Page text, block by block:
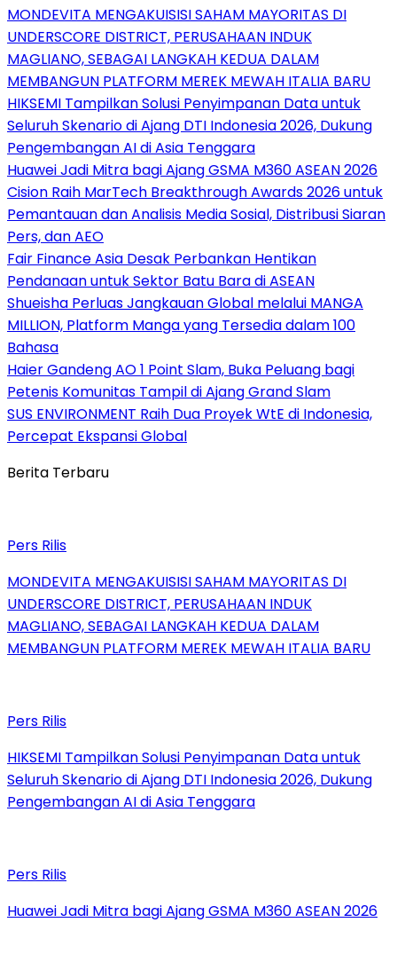
MONDEVITA MENGAKUISISI SAHAM MAYORITAS DI
UNDERSCORE DISTRICT, PERUSAHAAN INDUK
MAGLIANO, SEBAGAI LANGKAH KEDUA DALAM
MEMBANGUN PLATFORM MEREK MEWAH ITALIA BARU
HIKSEMI Tampilkan Solusi Penyimpanan Data untuk
Seluruh Skenario di Ajang DTI Indonesia 2026, Dukung
Pengembangan AI di Asia Tenggara
Huawei Jadi Mitra bagi Ajang GSMA M360 ASEAN 2026
Cision Raih MarTech Breakthrough Awards 2026 untuk
Pemantauan dan Analisis Media Sosial, Distribusi Siaran
Pers, dan AEO
Fair Finance Asia Desak Perbankan Hentikan
Pendanaan untuk Sektor Batu Bara di ASEAN
Shueisha Perluas Jangkauan Global melalui MANGA
MILLION, Platform Manga yang Tersedia dalam 100
Bahasa
Haier Gandeng AO 1 Point Slam, Buka Peluang bagi
Petenis Komunitas Tampil di Ajang Grand Slam
SUS ENVIRONMENT Raih Dua Proyek WtE di Indonesia,
Percepat Ekspansi Global
Berita Terbaru
Pers Rilis
MONDEVITA MENGAKUISISI SAHAM MAYORITAS DI
UNDERSCORE DISTRICT, PERUSAHAAN INDUK
MAGLIANO, SEBAGAI LANGKAH KEDUA DALAM
MEMBANGUN PLATFORM MEREK MEWAH ITALIA BARU
Pers Rilis
HIKSEMI Tampilkan Solusi Penyimpanan Data untuk
Seluruh Skenario di Ajang DTI Indonesia 2026, Dukung
Pengembangan AI di Asia Tenggara
Pers Rilis
Huawei Jadi Mitra bagi Ajang GSMA M360 ASEAN 2026